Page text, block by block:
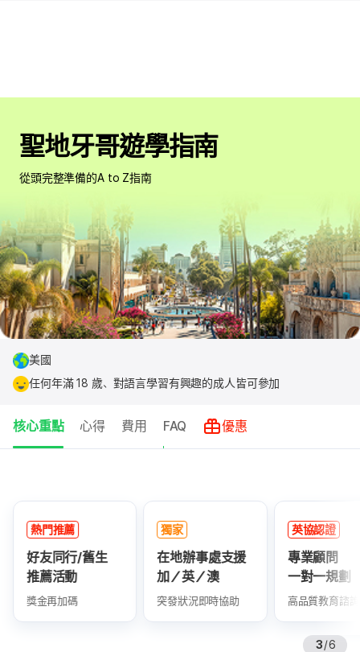
聖地牙哥遊學指南
從頭完整準備的A to Z指南
美國
任何年滿 18 歲、對語言學習有興趣的成人皆可參加
核心重點 心得 費用 FAQ 優惠
4/6
獨家
在地辦事處支援
加／英／澳
突發狀況即時協助
英協認證
專業顧問
一對一規劃
高品質教育諮詢
已驗證
累積上千則
真實好評回
學生滿意度極高